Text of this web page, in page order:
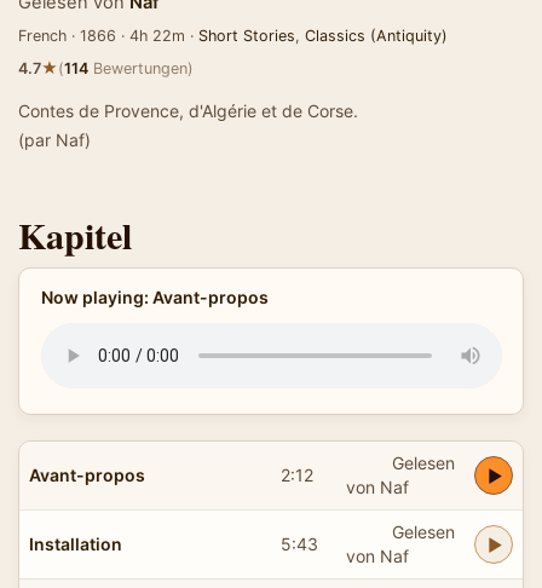
French · 1866 · 4h 22m · Short Stories, Classics (Antiquity)
4.7★(114 Bewertungen)
Contes de Provence, d'Algérie et de Corse.
(par Naf)
Kapitel
Now playing: Avant-propos
Avant-propos 2:12
Gelesen
von Naf
Installation 5:43
Gelesen
von Naf